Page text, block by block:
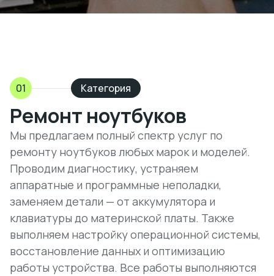
01 Категория
Ремонт ноутбуков
Мы предлагаем полный спектр услуг по
ремонту ноутбуков любых марок и моделей.
Проводим диагностику, устраняем
аппаратные и программные неполадки,
заменяем детали — от аккумулятора и
клавиатуры до материнской платы. Также
выполняем настройку операционной системы,
восстановление данных и оптимизацию
работы устройства. Все работы выполняются